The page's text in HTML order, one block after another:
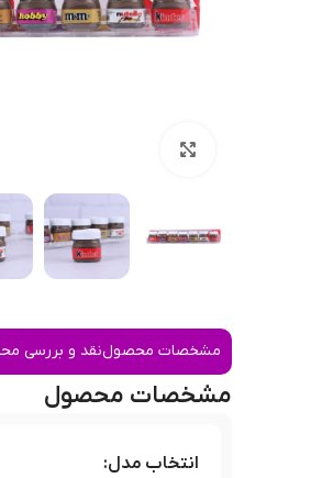
مشخصات محصولنقد و بررسی
مشخصات محصول
انتخاب مدل: